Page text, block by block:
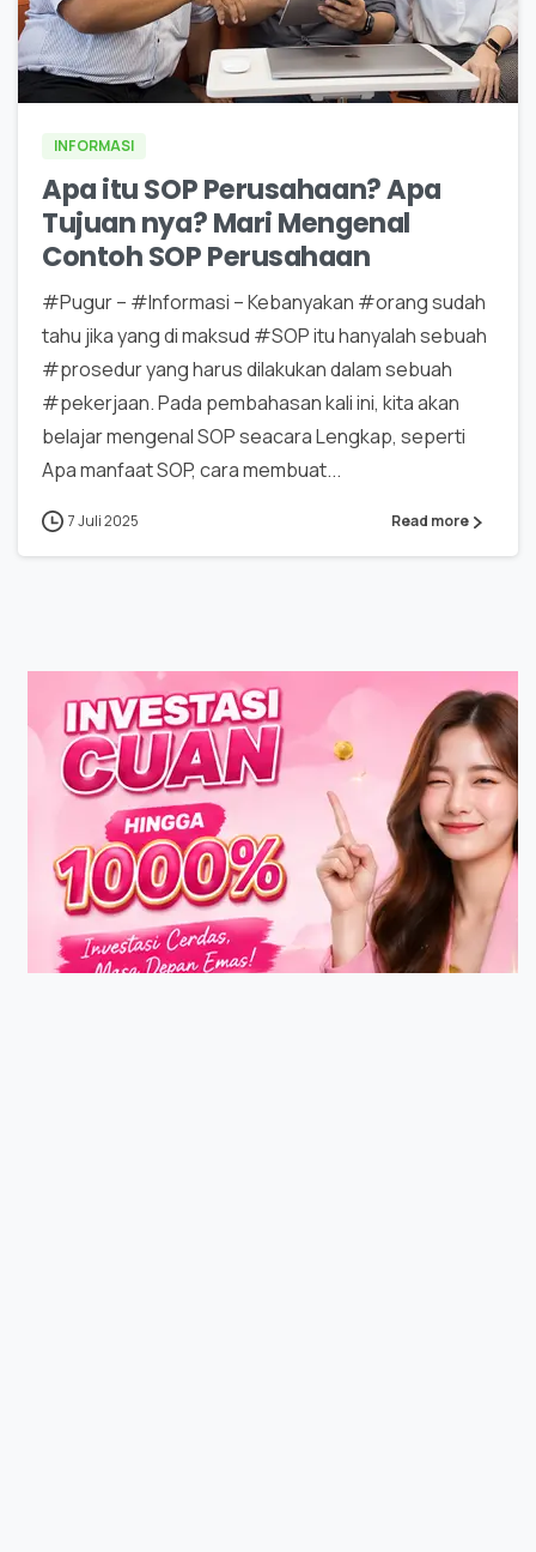
0 0
INFORMASI
Apa itu SOP Perusahaan? Apa
Tujuan nya? Mari Mengenal
Contoh SOP Perusahaan
#Pugur – #Informasi – Kebanyakan #orang sudah
tahu jika yang di maksud #SOP itu hanyalah sebuah
#prosedur yang harus dilakukan dalam sebuah
#pekerjaan. Pada pembahasan kali ini, kita akan
belajar mengenal SOP seacara Lengkap, seperti
Apa manfaat SOP, cara membuat...
7 Juli 2025 Read more